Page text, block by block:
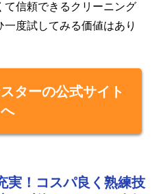
て信頼できるクリーニング
度試してみる価値はあり
ターの公式サイト
へ
実！コスパ良く熟練技